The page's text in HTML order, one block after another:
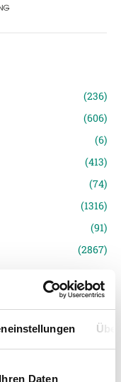
Daten
(236)
(606)
(6)
(413)
(74)
(1316)
(91)
(2867)